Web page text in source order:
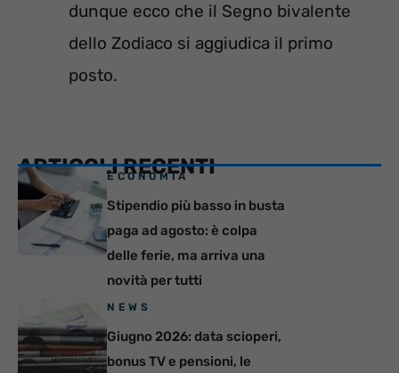
dunque ecco che il Segno bivalente
dello Zodiaco si aggiudica il primo
posto.
ARTICOLI RECENTI
ECONOMIA
Stipendio più basso in busta
paga ad agosto: è colpa
delle ferie, ma arriva una
novità per tutti
NEWS
Giugno 2026: data scioperi,
bonus TV e pensioni, le